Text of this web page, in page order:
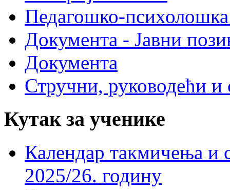
Педагошко-психолошка
Документа - Јавни
Документа
Стручни, руководећи и
Кутак за ученике
Календар такмичења
2025/26. годину